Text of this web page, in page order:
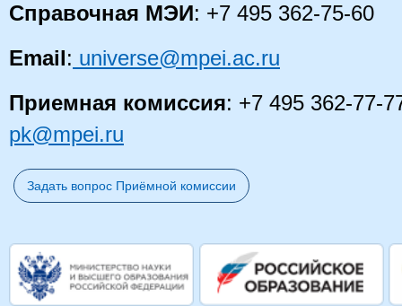
Справочная МЭИ: +7 495 362-75-60
Email: universe@mpei.ac.ru
Приемная комиссия: +7 495 362-77-
pk@mpei.ru
Задать вопрос Приёмной комиссии